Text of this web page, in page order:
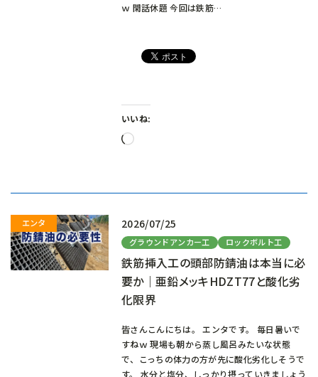
ｗ 閑話休題 今回は鉄筋…
いいね:
読
2026/07/25
グラウンドアンカー工 ロックボルト工
鉄筋挿入工の頭部防錆油は本当に必
要か｜亜鉛メッキHDZT77と酸化劣
化限界
皆さんこんにちは。 エンタです。 毎日暑いで
すねｗ 現場も朝から蒸し風呂みたいな状態
で、こっちの体力の方が先に酸化劣化しそうで
す。 水分と塩分、しっかり摂っていきましょう